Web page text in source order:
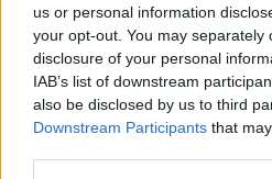
us or personal information
your opt-out. You may separately
disclosure of your personal
IAB’s list of downstream
also be disclosed by us to third
Downstream Participants that